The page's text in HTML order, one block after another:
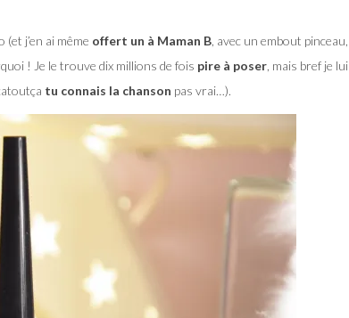
j’en ai même offert un à Maman B , avec un embout pinceau,
! Je le trouve dix millions de fois pire à poser , mais bref je lui
tu connais la chanson pas vrai…).